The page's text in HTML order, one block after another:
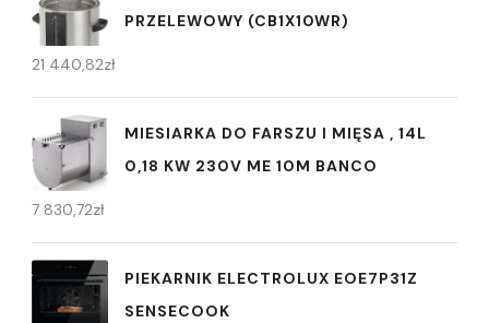
PRZELEWOWY (CB1X10WR)
21 440,82zł
MIESIARKA DO FARSZU I MIĘSA , 14L
0,18 KW 230V ME 10M BANCO
7 830,72zł
PIEKARNIK ELECTROLUX EOE7P31Z
SENSECOOK